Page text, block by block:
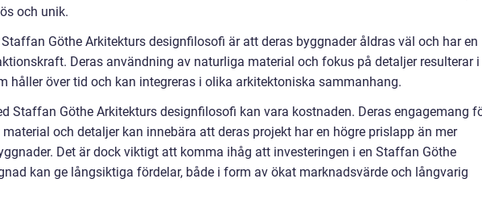
och unik.
Göthe Arkitekturs designfilosofi är att deras byggnader åldras väl och har en
Deras användning av naturliga material och fokus på detaljer resulterar i
håller över tid och kan integreras i olika arkitektoniska sammanhang.
Staffan Göthe Arkitekturs designfilosofi kan vara kostnaden. Deras engagemang
och detaljer kan innebära att deras projekt har en högre prislapp än mer
Det är dock viktigt att komma ihåg att investeringen i en Staffan Göthe
kan ge långsiktiga fördelar, både i form av ökat marknadsvärde och långvarig